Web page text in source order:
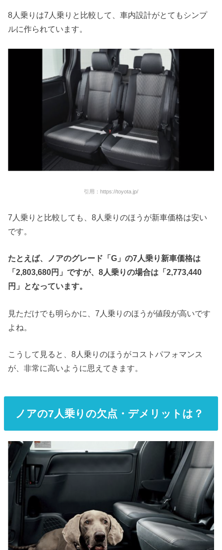
8人乗りは7人乗りと比較して、車内設計がとてもシンプ
ルに作られています。
引用：https://toyota.jp/
7人乗りと比較しても、8人乗りのほうが新車価格は安い
です。
たとえば、ノアのグレード「G 」の7人乗り新車価格は
「2,803,680円」ですが、8人乗りの場合は「2,773,440
円」となっています。
見ただけでも明らかに、7人乗りのほうが値段が高いです
よね。
こうして見ると、8人乗りのほうがコストパフォマンス
が、非常に高いように思えてきます。
ノアの7 人乗りの欠点・デメリットは？